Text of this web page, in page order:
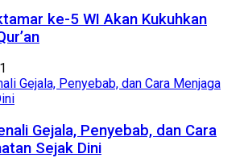
ke-5 WI Akan Kukuhkan
Gejala, Penyebab, dan Cara
Sejak Dini